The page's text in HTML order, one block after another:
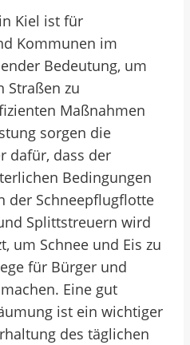
Kiel ist für
Kommunen im
Bedeutung, um
Straßen zu
Maßnahmen
sorgen die
dafür, dass der
Bedingungen
der Schneepflugflotte
Splittstreuern wird
um Schnee und Eis zu
für Bürger und
Eine gut
ist ein wichtiger
des täglichen